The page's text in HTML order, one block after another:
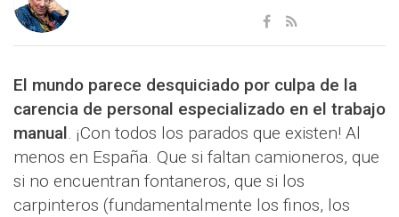
El mundo parece desquiciado por culpa de la
carencia de personal especializado en el trabajo
manual. ¡Con todos los parados que existen! Al
menos en España. Que si faltan camioneros, que
si no encuentran fontaneros, que si los
carpinteros (fundamentalmente los finos, los